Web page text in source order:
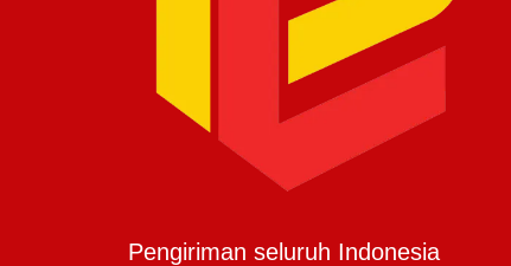
Pengiriman seluruh Indonesia